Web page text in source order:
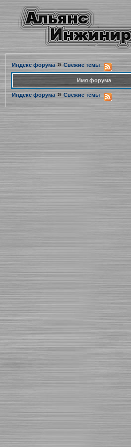
Индекс форума» Свежие темы
Имя форума
Индекс форума » Свежие темы